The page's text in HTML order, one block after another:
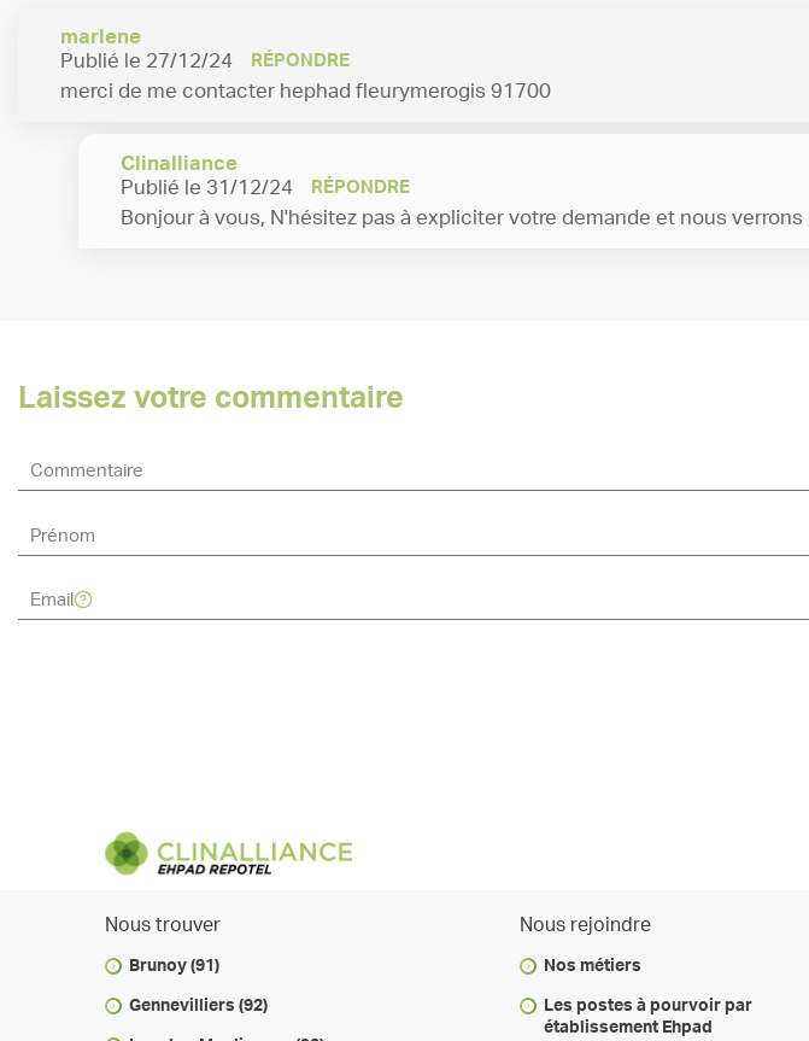
marlene
Publié le 27/12/24
RÉPONDRE
merci de me contacter hephad fleurymerogis 91700
Clinalliance
Publié le 31/12/24
RÉPONDRE
Bonjour à vous, N'hésitez pas à expliciter votre demande et nous
Laissez votre commentaire
Nous trouver
Brunoy (91)
Gennevilliers (92)
Nous rejoindre
Nos métiers
Les postes à pourvoir par
établissement Ehpad